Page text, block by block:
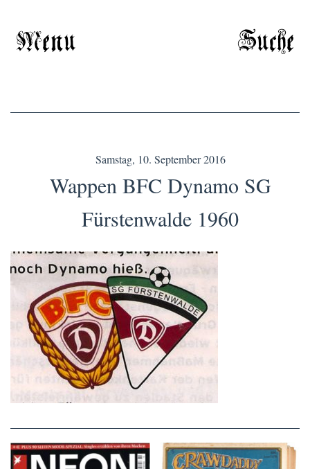
Menu Suche
Samstag, 10. September 2016
Wappen BFC Dynamo SG
Fürstenwalde 1960